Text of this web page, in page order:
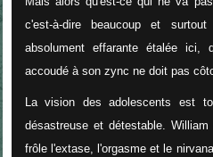
c'est-à-dire beaucoup et
absolument effarante étalée ici,
accoudé à son zync ne doit pas
La vision des adolescents est
désastreuse et détestable.
frôle l'extase, l'orgasme et le